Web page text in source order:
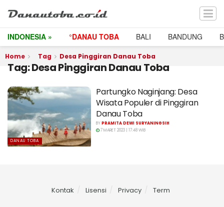
INDONESIA » °DANAU TOBA BALI BANDUNG
Home Tag Desa Pinggiran Danau Toba
Tag:Desa Pinggiran Danau Toba
DANAU TOBA
Partungko Naginjang: Desa
Wisata Populer di Pinggiran
Danau Toba
BYPRAMITA DEWI SURYANINGSIH
7 MARET 2023 | 17:48 WIB
Kontak Lisensi Privacy Term